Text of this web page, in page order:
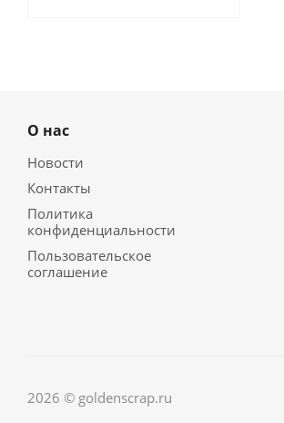
О нас
Новости
Контакты
Политика
конфиденциальности
Пользовательское
соглашение
2026 © goldenscrap.ru